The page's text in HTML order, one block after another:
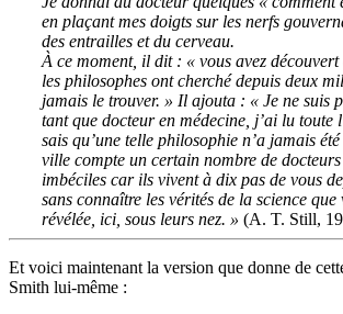
en plaçant mes doigts sur les nerfs
des entrailles et du cerveau.
À ce moment, il dit : « vous avez découvert
les philosophes ont cherché depuis deux
jamais le trouver. » Il ajouta : « Je ne suis
tant que docteur en médecine, j’ai lu toute
sais qu’une telle philosophie n’a jamais
ville compte un certain nombre de docteurs
imbéciles car ils vivent à dix pas de vous
sans connaître les vérités de la science que
révélée, ici, sous leurs nez. » (A. T. Still,
Et voici maintenant la version que donne de
Smith lui-même :